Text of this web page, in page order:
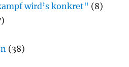
wird’s konkret" (8)
(38)